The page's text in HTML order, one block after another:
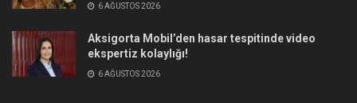
6 AĞUSTOS 2026
Aksigorta Mobil’den hasar tespitinde video
ekspertiz kolaylığı!
6 AĞUSTOS 2026